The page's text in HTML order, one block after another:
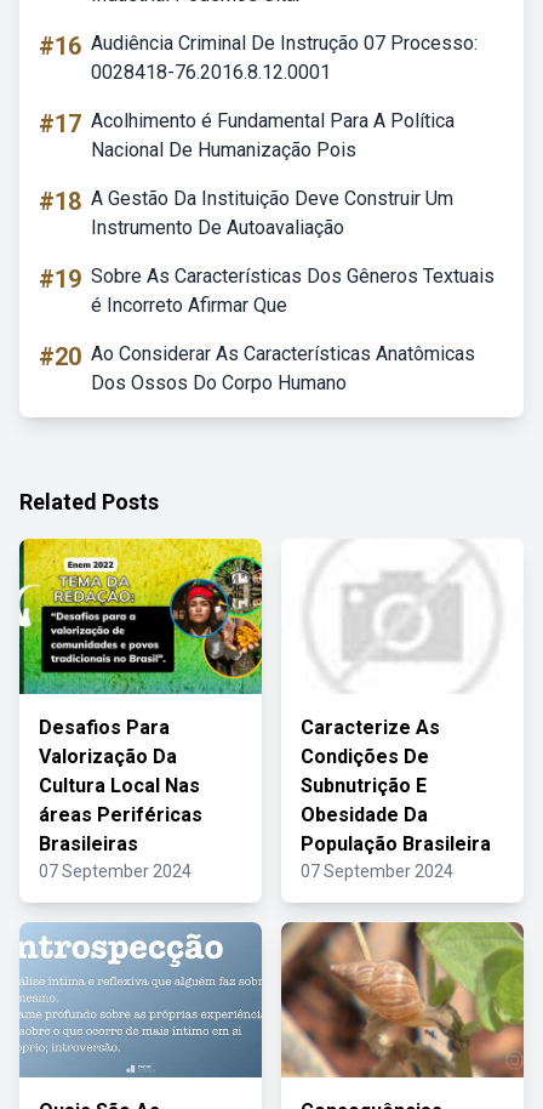
#16 Audiência Criminal De Instrução 07 Processo:
0028418-76.2016.8.12.0001
#17 Acolhimento é Fundamental Para A Política
Nacional De Humanização Pois
#18 A Gestão Da Instituição Deve Construir Um
Instrumento De Autoavaliação
#19 Sobre As Características Dos Gêneros Textuais
é Incorreto Afirmar Que
#20 Ao Considerar As Características Anatômicas
Dos Ossos Do Corpo Humano
Related Posts
Desafios Para
Valorização Da
Cultura Local Nas
áreas Periféricas
Brasileiras
07 September 2024
Caracterize As
Condições De
Subnutrição E
Obesidade Da
População Brasileira
07 September 2024